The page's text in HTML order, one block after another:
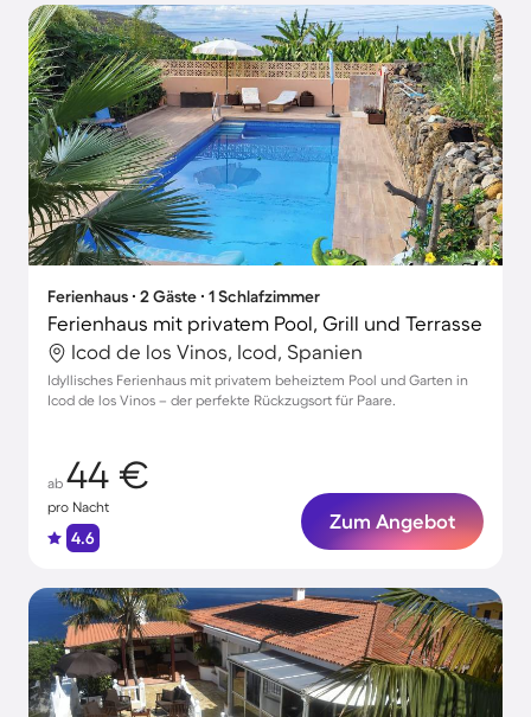
Ferienhaus ∙ 2 Gäste ∙ 1 Schlafzimmer
Ferienhaus mit privatem Pool, Grill und Terrasse
Icod de los Vinos, Icod, Spanien
Idyllisches Ferienhaus mit privatem beheiztem Pool und Garten in
Icod de los Vinos – der perfekte Rückzugsort für Paare.
ab 44 €
pro Nacht
4.6
Zum Angebot